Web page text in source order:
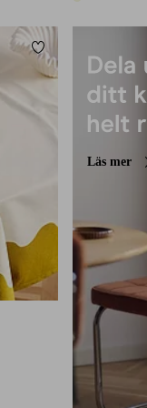
Lägg till i favoriter
Läs mer